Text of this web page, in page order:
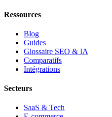
Ressources
Blog
Guides
Glossaire SEO & IA
Comparatifs
Intégrations
Secteurs
SaaS & Tech